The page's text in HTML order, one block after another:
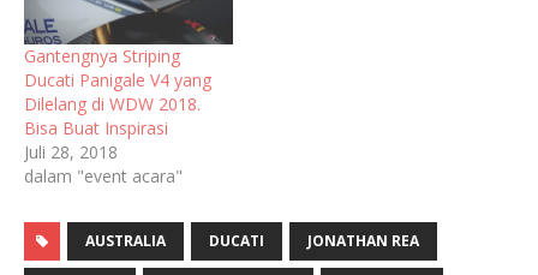
Gantengnya Striping
Ducati Panigale V4 yang
Dilelang di WDW 2018.
Bisa Buat Inspirasi
Juli 28, 2018
dalam "event acara"
AUSTRALIA DUCATI JONATHAN REA